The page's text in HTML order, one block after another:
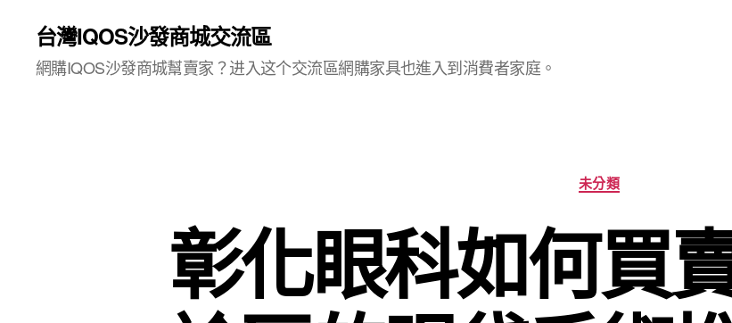
台灣IQOS沙發商城交流區
網購IQOS沙發商城幫賣家？进入这个交流區網購家具也進入到消費者家庭。
分
類
未分類
彰化眼科如何買